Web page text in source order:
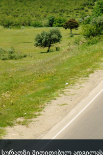
სურათზე მითითებულ